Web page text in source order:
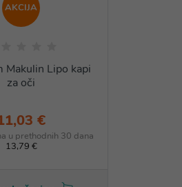
AKCIJA
Makulin Lipo kapi
za oči
€
u prethodnih 30 dana
13,79 €